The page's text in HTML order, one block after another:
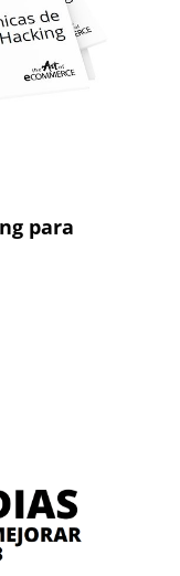
para